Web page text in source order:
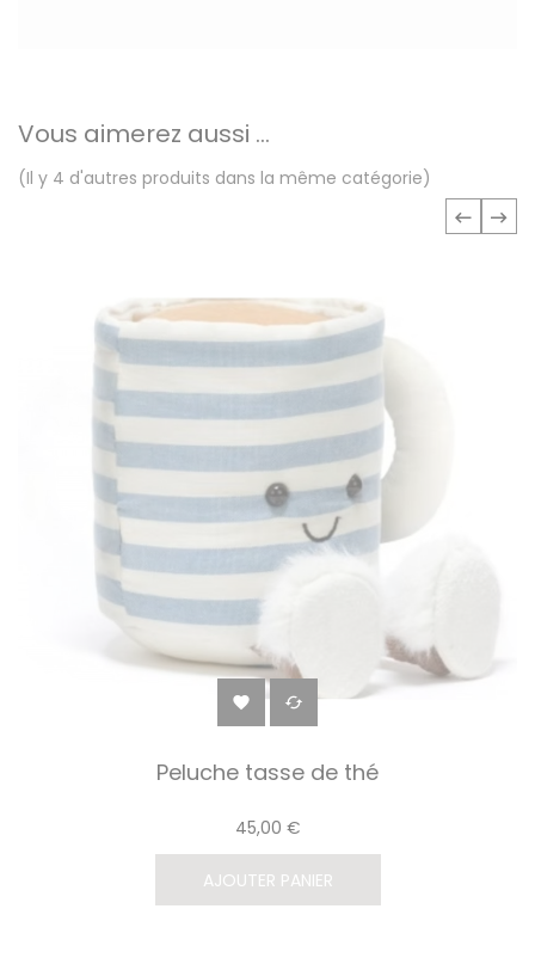
Vous aimerez aussi ...
(Il y 4 d'autres produits dans la même catégorie)
 
Peluche tasse de thé
45,00 €
AJOUTER PANIER